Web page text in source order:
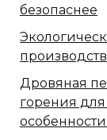
безопаснее
Дровяная
горения